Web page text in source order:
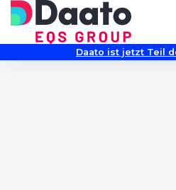
Daato ist jetzt Teil